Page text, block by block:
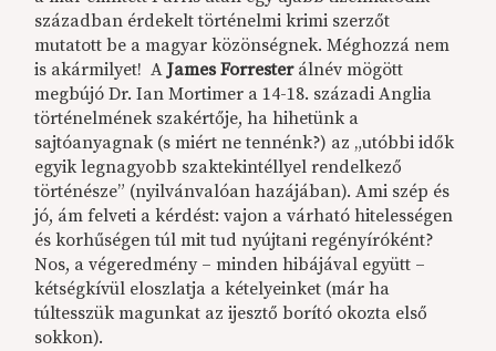
században érdekelt történelmi krimi szerzőt
mutatott be a magyar közönségnek. Méghozzá nem
is akármilyet! AJames Forresterálnév mögött
megbújó Dr. Ian Mortimer a 14-18. századi Anglia
történelmének szakértője, ha hihetünk a
sajtóanyagnak (s miért ne tennénk?) az „utóbbi idők
egyik legnagyobb szaktekintéllyel rendelkező
történésze” (nyilvánvalóan hazájában). Ami szép és
jó, ám felveti a kérdést: vajon a várható hitelességen
és korhűségen túl mit tud nyújtani regényíróként?
Nos, a végeredmény – minden hibájával együtt –
kétségkívül eloszlatja a kételyeinket (már ha
túltesszük magunkat az ijesztő borító okozta első
sokkon).